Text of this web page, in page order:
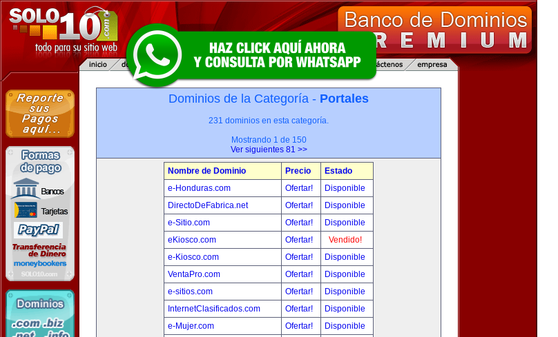
Dominios de la Categoría - Portales
231 dominios en esta categoría.
Mostrando 1 de 150
Ver siguientes 81 >>
Nombre de Dominio Precio
Estado
e-Honduras.com
Ofertar!
Disponible
DirectoDeFabrica.net
Ofertar!
Disponible
e-Sitio.com
Ofertar!
Disponible
eKiosco.com
Ofertar!
Vendido!
e-Kiosco.com
Ofertar!
Disponible
VentaPro.com
Ofertar!
Disponible
e-sitios.com
Ofertar!
Disponible
InternetClasificados.com
Ofertar!
Disponible
e-Mujer.com
Ofertar!
Disponible